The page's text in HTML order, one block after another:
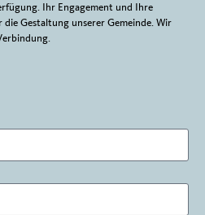
Ihr Engagement und Ihre
Gestaltung unserer Gemeinde. Wir